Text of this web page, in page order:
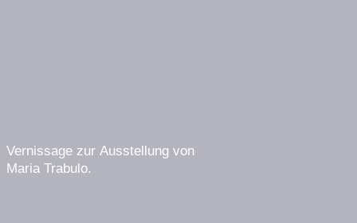
Vernissage zur Ausstellung von
Maria Trabulo.